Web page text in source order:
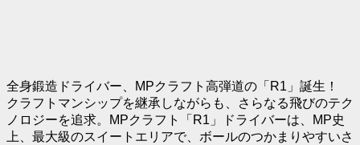
全身鍛造ドライバー、MPクラフト高弾道の「R1」誕生！
クラフトマンシップを継承しながらも、さらなる飛びのテク
ノロジーを追求。MPクラフト「R1」ドライバーは、MP史
上、最大級のスイートエリアで、ボールのつかまりやすいさ